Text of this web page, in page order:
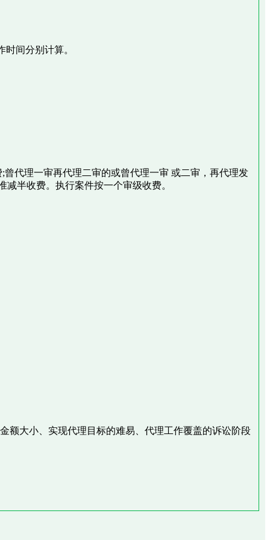
间分别计算。
代理一审再代理二审的或曾代理一审 或二审，再代理发
半收费。执行案件按一个审级收费。
额大小、实现代理目标的难易、代理工作覆盖的诉讼阶段